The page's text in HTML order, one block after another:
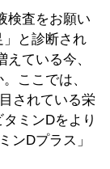
検査をお願い
」と診断され
ている今、
ここでは、
されている栄
ミンDをより
ンDプラス」